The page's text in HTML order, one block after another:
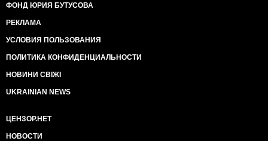
ФОНД ЮРИЯ БУТУСОВА
РЕКЛАМА
УСЛОВИЯ ПОЛЬЗОВАНИЯ
ПОЛИТИКА КОНФИДЕНЦИАЛЬНОСТИ
НОВИНИ СВІЖІ
UKRAINIAN NEWS
ЦЕНЗОР.НЕТ
НОВОСТИ